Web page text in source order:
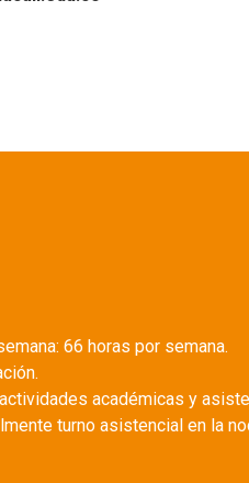
66 horas por semana.
académicas y
turno asistencial en la